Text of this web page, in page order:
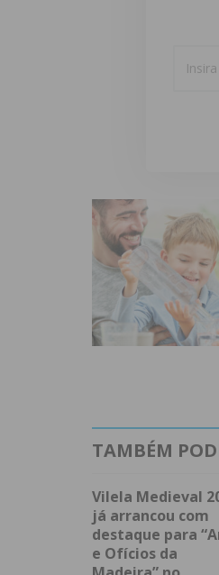
TAMBÉM
Vilela Medieval
já arrancou com
destaque para
e Ofícios da